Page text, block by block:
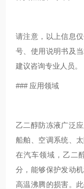
请注意，以上信息
号、使用说明书及
建议咨询专业人员。
### 应用领域
乙二醇防冻液广泛
船舶、空调系统、
在汽车领域，乙二
分，能够保护发动
高温沸腾的损害。